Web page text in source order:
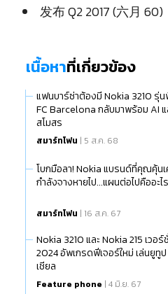
发布 Q2 2017 (六月 60)
เนื้อหาที่เกี่ยวข้อง
แฟนบาร์ซ่าต้องมี Nokia 3210 รุ่น
FC Barcelona กลับมาพร้อม AI แ
สโมสร
สมาร์ทโฟน | 5 ส.ค. 68
โบกมือลา! Nokia แบรนด์ที่คุณคุ้น
กำลังจางหายไป...แผนต่อไปคืออะไ
สมาร์ทโฟน | 16 ส.ค. 67
Nokia 3210 และ Nokia 215 เวอร์
2024 อัพเกรดฟีเจอร์ใหม่ เล่นยูทู
เชียล
Feature phone | 4 มิ.ย. 67